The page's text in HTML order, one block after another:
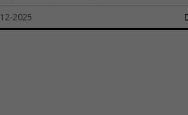
2025